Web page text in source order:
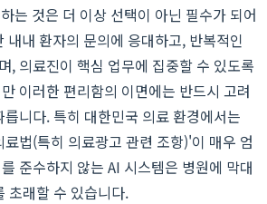
는 것은 더 이상 선택이 아닌 필수가 되어
내내 환자의 문의에 응대하고, 반복적인
, 의료진이 핵심 업무에 집중할 수 있도록
이러한 편리함의 이면에는 반드시 고려
니다. 특히 대한민국 의료 환경에서는
법(특히 의료광고 관련 조항)'이 매우 엄
준수하지 않는 AI 시스템은 병원에 막대
초래할 수 있습니다.